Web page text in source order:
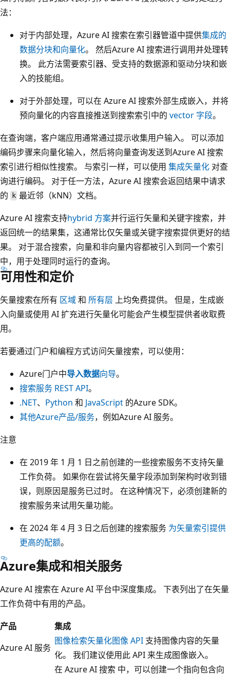
法：
对于内部处理，Azure AI 搜索在索引器管道中提供集成的
数据分块和向量化。 然后Azure AI 搜索进行调用并处理转
换。 此方法需要索引器、受支持的数据源和驱动分块和嵌
入的技能组。
对于外部处理，可以在 Azure AI 搜索外部生成嵌入，并将
预向量化的内容直接推送到搜索索引中的 vector 字段。
在查询端，客户端应用通常通过提示收集用户输入。 可以添加
编码步骤来向量化输入，然后将向量查询发送到Azure AI 搜索
索引进行相似性搜索。 与索引一样，可以使用 集成矢量化 对查
询进行编码。 对于任一方法，Azure AI 搜索会返回结果中请求
的
k 最近邻（kNN）文档。
Azure AI 搜索支持hybrid 方案并行运行矢量和关键字搜索，并
返回统一的结果集，这通常比仅矢量或关键字搜索提供更好的结
果。 对于混合搜索，向量和非向量内容都被引入到同一个索引
中，用于处理同时运行的查询。
可用性和定价
矢量搜索在所有 区域和 所有层 上均免费提供。 但是，生成嵌
入向量或使用 AI 扩充进行矢量化可能会产生模型提供者收取费
用。
若要通过门户和编程方式访问矢量搜索，可以使用：
Azure门户中导入数据向导。
搜索服务 REST API。
.NET、 Python 和 JavaScript 的Azure SDK。
其他Azure产品/服务，例如Azure AI 服务。
注意
在 2019 年 1 月 1 日之前创建的一些搜索服务不支持矢量
工作负荷。 如果你在尝试将矢量字段添加到架构时收到错
误，则原因是服务已过时。 在这种情况下，必须创建新的
搜索服务来试用矢量功能。
在 2024 年 4 月 3 日之后创建的搜索服务 为矢量索引提供
更高的配额。
Azure集成和相关服务
Azure AI 搜索在 Azure AI 平台中深度集成。 下表列出了在矢量
工作负荷中有用的产品。
产品
集成
Azure AI 服务
图像检索矢量化图像 API 支持图像内容的矢量
化。 我们建议使用此 API 来生成图像嵌入。
在 Azure AI 搜索 中，可以创建一个指向包含向